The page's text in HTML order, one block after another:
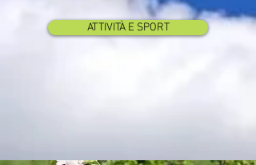
ATTIVITÀ E SPORT